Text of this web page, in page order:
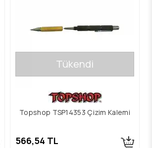
Tükendi
Topshop TSP14353 Çizim Kalemi
566,54 TL